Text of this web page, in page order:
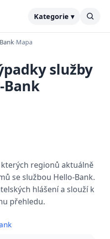
Kategorie ▾
›Mapa
služby
Bank
regionů aktuálně
se službou Hello-Bank.
hlášení a slouží k
přehledu.